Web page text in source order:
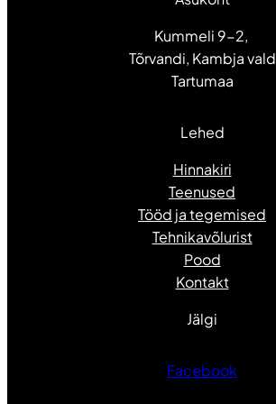
Kummeli 9-2,
Tõrvandi, Kambja vald
Tartumaa
Lehed
Hinnakiri
Teenused
Tööd ja tegemised
Tehnikavõlurist
Pood
Kontakt
Jälgi
Facebook